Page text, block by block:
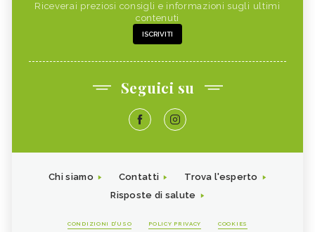
Riceverai preziosi consigli e informazioni sugli ultimi
contenuti
ISCRIVITI
Seguici su
Chi siamo Contatti
Trova l'esperto
Risposte di salute
CONDIZIONI D'USO POLICY PRIVACY COOKIES